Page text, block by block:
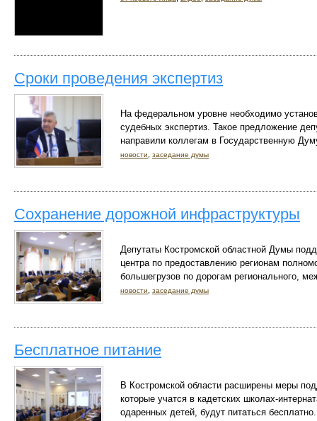
Сроки проведения экспертиз
На федеральном уровне необходимо
судебных экспертиз. Такое предложение
направили коллегам в Государственную
новости заседание думы
Сохранение дорожной инфраструктуры
Депутаты Костромской областной Думы
центра по предоставлению регионам
большегрузов по дорогам регионального,
новости заседание думы
Бесплатное питание
В Костромской области расширены меры
которые учатся в кадетских школах-
одаренных детей, будут питаться бесплатно.